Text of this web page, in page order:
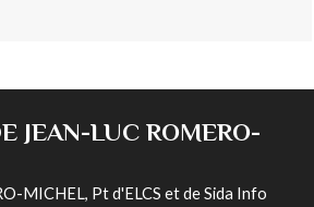
JEAN-LUC ROMERO-
MICHEL, Pt d'ELCS et de Sida Info